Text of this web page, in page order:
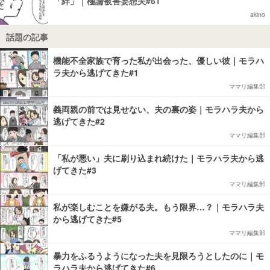
akino
話題の記事
機能不全家族で育った私が出会った、優しい彼｜モラハ
ラ夫から逃げてきた#1
ママリ編集部
義両親の前では見せない、夫の裏の姿｜モラハラ夫から
逃げてきた#2
ママリ編集部
「私が悪い」夫に刷り込まれ続けた｜モラハラ夫から逃
げてきた#3
ママリ編集部
私が楽しむことを嫌がる夫。もう限界…？｜モラハラ夫
から逃げてきた#5
ママリ編集部
暴力をふるうようになった夫を見限ろうとしたのに｜モ